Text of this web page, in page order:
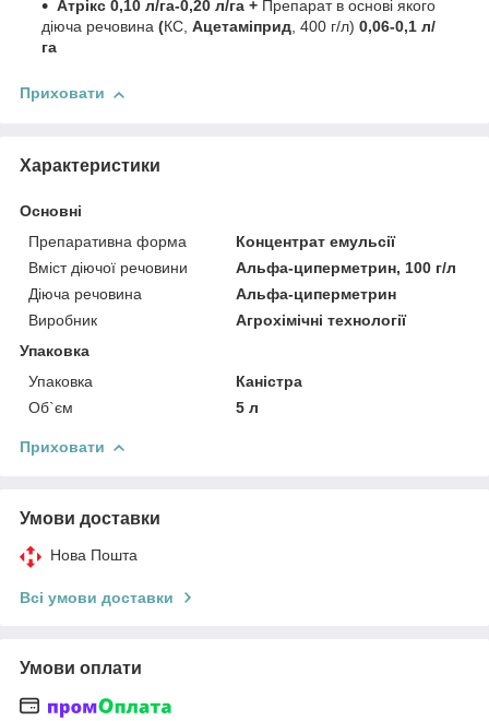
Атрікс 0,10 л/га-0,20 л/га + Препарат в основі якого
діюча речовина (КС, Ацетаміприд, 400 г/л) 0,06-0,1 л/
га
Приховати
Характеристики
Основні
Препаративна форма
Концентрат емульсії
Вміст діючої речовини
Альфа-циперметрин, 100 г/л
Діюча речовина
Альфа-циперметрин
Виробник
Агрохімічні технології
Упаковка
Упаковка
Каністра
Об`єм
5 л
Приховати
Умови доставки
Нова Пошта
Всі умови доставки
Умови оплати